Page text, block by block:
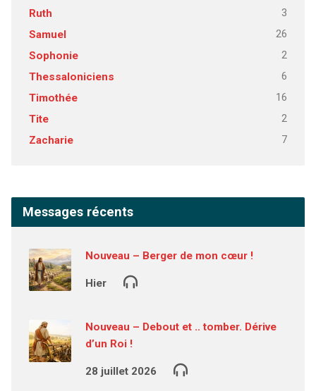
Ruth 3
Samuel 26
Sophonie 2
Thessaloniciens 6
Timothée 16
Tite 2
Zacharie 7
Messages récents
Nouveau – Berger de mon cœur !
Hier
Nouveau – Debout et .. tomber. Dérive
d’un Roi !
28 juillet 2026